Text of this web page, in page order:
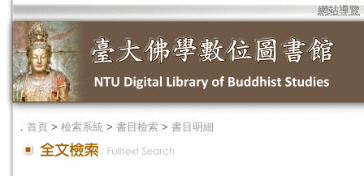
網站導覽
． 首頁 > 檢索系統 > 書目檢索 > 書目明細